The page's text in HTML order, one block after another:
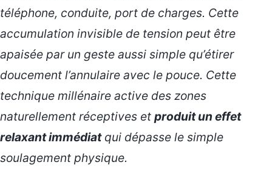
téléphone, conduite, port de charges. Cette
accumulation invisible de tension peut être
apaisée par un geste aussi simple qu’étirer
doucement l’annulaire avec le pouce. Cette
technique millénaire active des zones
naturellement réceptives et produit un effet
relaxant immédiatqui dépasse le simple
soulagement physique.